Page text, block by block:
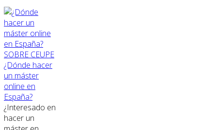
SOBRE CEUPE
¿Dónde hacer
un máster
online en
España?
¿Interesado en
hacer un